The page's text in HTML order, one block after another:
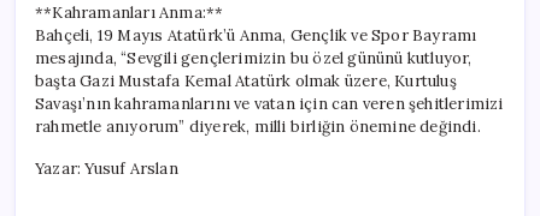
**Kahramanları Anma:**
Bahçeli, 19 Mayıs Atatürk’ü Anma, Gençlik ve Spor Bayramı
mesajında, “Sevgili gençlerimizin bu özel gününü kutluyor,
başta Gazi Mustafa Kemal Atatürk olmak üzere, Kurtuluş
Savaşı’nın kahramanlarını ve vatan için can veren şehitlerimizi
rahmetle anıyorum” diyerek, milli birliğin önemine değindi.
Yazar: Yusuf Arslan